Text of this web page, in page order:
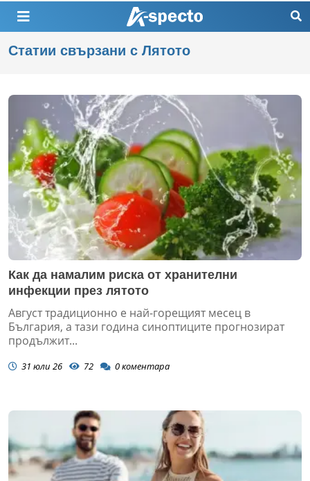
Статии свързани с Лятото
Как да намалим риска от хранителни
инфекции през лятото
Август традиционно е най-горещият месец в
България, а тази година синоптиците прогнозират
продължит...
31 юли 26 72 0коментара